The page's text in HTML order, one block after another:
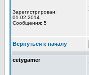
Зарегистрирован:
01.02.2014
Сообщения: 5
Вернуться к началу
cetygamer